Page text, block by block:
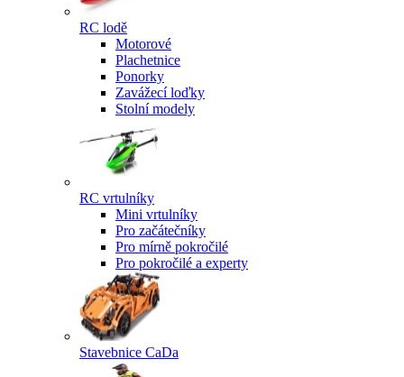
RC lodě
Motorové
Plachetnice
Ponorky
Zavážecí loďky
Stolní modely
RC vrtulníky
Mini vrtulníky
Pro začátečníky
Pro mírně pokročilé
Pro pokročilé a experty
Stavebnice CaDa